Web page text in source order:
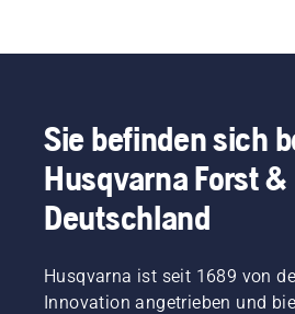
Sie befinden sich
Husqvarna Forst &
Deutschland
Husqvarna ist seit 1689 von
Innovation angetrieben und